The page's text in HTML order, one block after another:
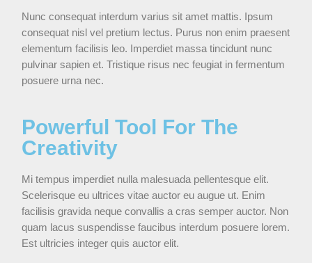
Nunc consequat interdum varius sit amet mattis. Ipsum
consequat nisl vel pretium lectus. Purus non enim praesent
elementum facilisis leo. Imperdiet massa tincidunt nunc
pulvinar sapien et. Tristique risus nec feugiat in fermentum
posuere urna nec.
Powerful Tool For The
Creativity
Mi tempus imperdiet nulla malesuada pellentesque elit.
Scelerisque eu ultrices vitae auctor eu augue ut. Enim
facilisis gravida neque convallis a cras semper auctor. Non
quam lacus suspendisse faucibus interdum posuere lorem.
Est ultricies integer quis auctor elit.